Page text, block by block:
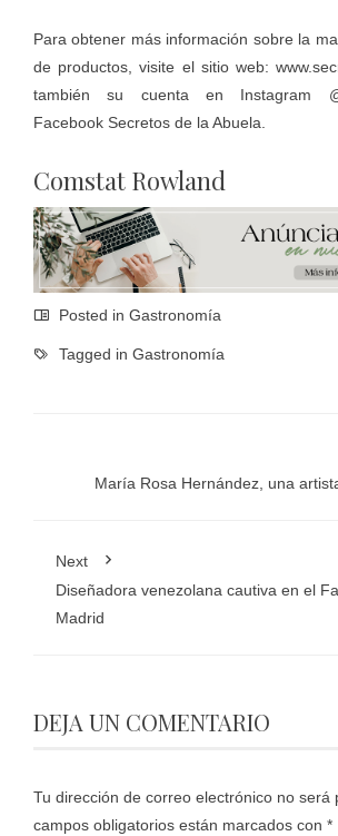
Para obtener más información sobre la
de productos, visite el sitio web:
también su cuenta en Instagram
Facebook Secretos de la Abuela
Comstat Rowland
Posted in Gastronomía
Tagged in Gastronomía
María Rosa Hernández, una
Next
Diseñadora venezolana cautiva en el
Madrid
DEJA UN COMENTARIO
Tu dirección de correo electrónico no será
campos obligatorios están marcados con *